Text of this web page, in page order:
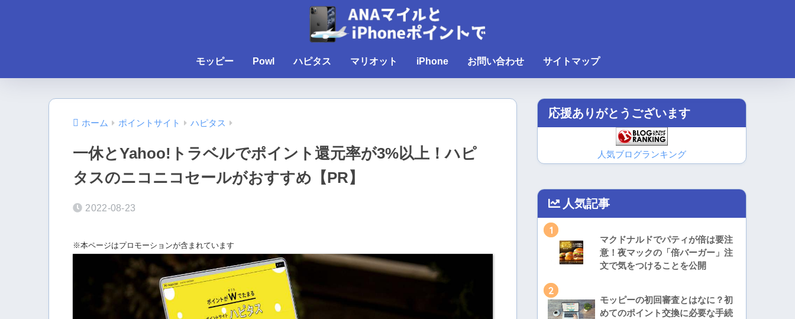
モッピー Powl ハピタス マリオット iPhone お問い合わせ サイトマップ
ホーム ポイントサイト ハピタス
一休とYahoo!トラベルでポイント還元率が3%以上！ハピ
タスのニコニコセールがおすすめ【PR】
2022-08-23
※本ページはプロモーションが含まれています
応援ありがとうございます
人気ブログランキング
人気記事
1
マクドナルドでパティが倍は要注
意！夜マックの「倍バーガー」注
文で気をつけることを公開
2
モッピーの初回審査とはなに？初
めてのポイント交換に必要な手続